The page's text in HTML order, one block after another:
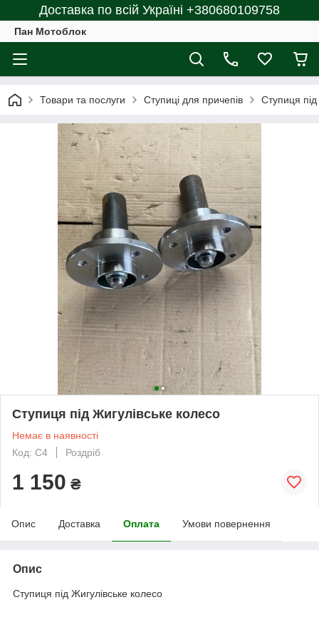
Доставка по всій Україні +380680109758
Пан Мотоблок
Товари та послуги Ступиці для причепів Ступиця
Ступиця під Жигулівське колесо
Немає в наявності
Код: С4
Роздріб
1 150 ₴
Опис Доставка Оплата Умови повернення
Опис
Ступиця під Жигулівське колесо